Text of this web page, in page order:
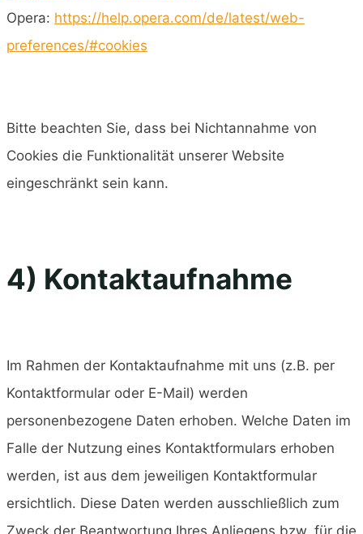
Opera: https://help.opera.com/de/latest/web-
preferences/#cookies
Bitte beachten Sie, dass bei Nichtannahme von
Cookies die Funktionalität unserer Website
eingeschränkt sein kann.
4) Kontaktaufnahme
Im Rahmen der Kontaktaufnahme mit uns (z.B. per
Kontaktformular oder E-Mail) werden
personenbezogene Daten erhoben. Welche Daten im
Falle der Nutzung eines Kontaktformulars erhoben
werden, ist aus dem jeweiligen Kontaktformular
ersichtlich. Diese Daten werden ausschließlich zum
Zweck der Beantwortung Ihres Anliegens bzw. für die